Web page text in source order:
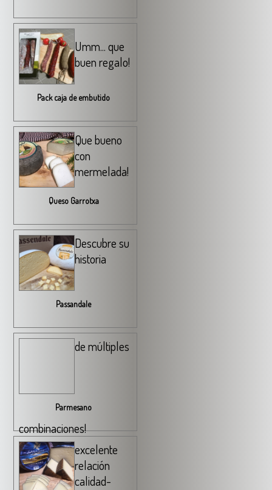
Pack caja de embutido
Umm... que
buen regalo!
Queso Garrotxa
Que bueno
con
mermelada!
Passandale
Descubre su
historia
Parmesano
de múltiples
combinaciones!
excelente
relación
calidad-